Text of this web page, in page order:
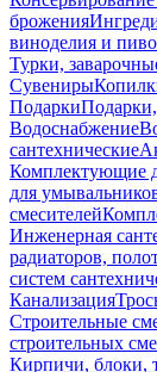
брожения
виноделия и
Турки,
Сувениры
Подарки
Водоснабжение
сантехнические
Комплектующие
для
смесителей
Инженерная
радиаторов,
систем
Канализация
Строительные
строительных
Кирпичи, блоки,